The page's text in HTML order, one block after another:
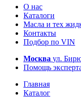
О нас
Каталоги
Масла и тех
Контакты
Подбор по VIN
Москва ул.
Помощь
Главная
Каталог